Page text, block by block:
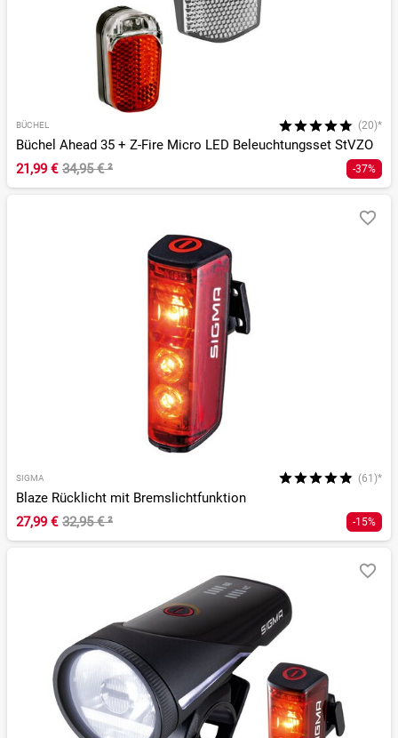
BÜCHEL (20)*
Büchel Ahead 35 + Z-Fire Micro LED Beleuchtungsset StVZO
21,99 € 34,95 €² -37%
SIGMA (61)*
Blaze Rücklicht mit Bremslichtfunktion
27,99 € 32,95 €² -15%